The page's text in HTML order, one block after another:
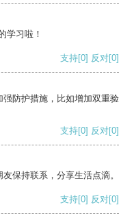
学习啦！
支持[0] 反对[0]
防护措施，比如增加双重验
支持[0] 反对[0]
保持联系，分享生活点滴。
支持[0] 反对[0]